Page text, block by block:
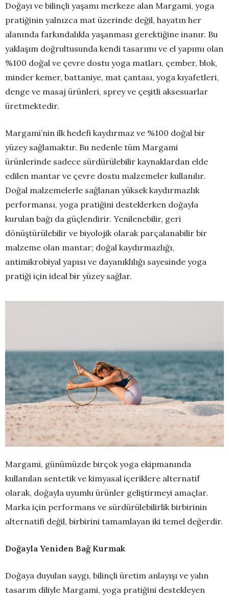
Doğayı ve bilinçli yaşamı merkeze alan Margami, yoga
pratiğinin yalnızca mat üzerinde değil, hayatın her
alanında farkındalıkla yaşanması gerektiğine inanır. Bu
yaklaşım doğrultusunda kendi tasarımı ve el yapımı olan
%100 doğal ve çevre dostu yoga matları, çember, blok,
minder kemer, battaniye, mat çantası, yoga kıyafetleri,
denge ve masaj ürünleri, sprey ve çeşitli aksesuarlar
üretmektedir.
Margami’nin ilk hedefi kaydırmaz ve %100 doğal bir
yüzey sağlamaktır. Bu nedenle tüm Margami
ürünlerinde sadece sürdürülebilir kaynaklardan elde
edilen mantar ve çevre dostu malzemeler kullanılır.
Doğal malzemelerle sağlanan yüksek kaydırmazlık
performansı, yoga pratiğini desteklerken doğayla
kurulan bağı da güçlendirir. Yenilenebilir, geri
dönüştürülebilir ve biyolojik olarak parçalanabilir bir
malzeme olan mantar; doğal kaydırmazlığı,
antimikrobiyal yapısı ve dayanıklılığı sayesinde yoga
pratiği için ideal bir yüzey sağlar.
Margami, günümüzde birçok yoga ekipmanında
kullanılan sentetik ve kimyasal içeriklere alternatif
olarak, doğayla uyumlu ürünler geliştirmeyi amaçlar.
Marka için performans ve sürdürülebilirlik birbirinin
alternatifi değil, birbirini tamamlayan iki temel değerdir.
Doğayla Yeniden Bağ Kurmak
Doğaya duyulan saygı, bilinçli üretim anlayışı ve yalın
tasarım diliyle Margami, yoga pratiğini destekleyen